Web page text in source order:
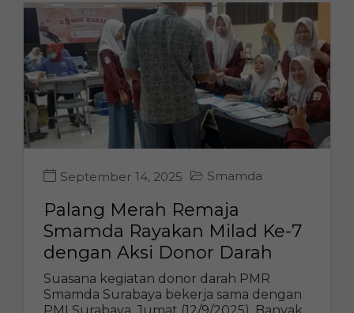
September 14, 2025 Smamda
Palang Merah Remaja
Smamda Rayakan Milad Ke-7
dengan Aksi Donor Darah
Suasana kegiatan donor darah PMR
Smamda Surabaya bekerja sama dengan